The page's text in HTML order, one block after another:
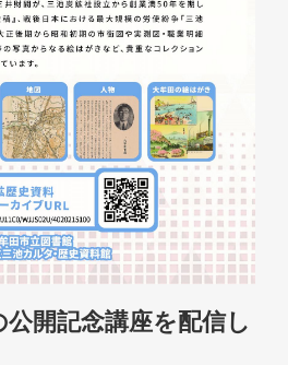
開記念講座を配信し